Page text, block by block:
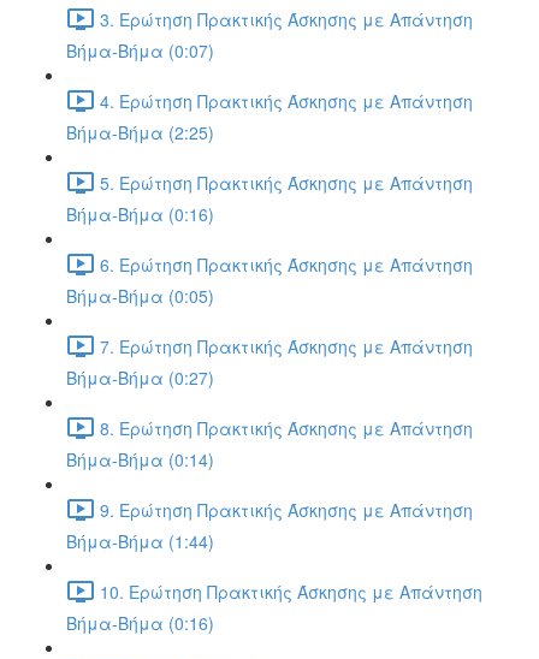
3. Ερώτηση Πρακτικής Άσκησης με Απάντηση
Βήμα-Βήμα (0:07)
4. Ερώτηση Πρακτικής Άσκησης με Απάντηση
Βήμα-Βήμα (2:25)
5. Ερώτηση Πρακτικής Άσκησης με Απάντηση
Βήμα-Βήμα (0:16)
6. Ερώτηση Πρακτικής Άσκησης με Απάντηση
Βήμα-Βήμα (0:05)
7. Ερώτηση Πρακτικής Άσκησης με Απάντηση
Βήμα-Βήμα (0:27)
8. Ερώτηση Πρακτικής Άσκησης με Απάντηση
Βήμα-Βήμα (0:14)
9. Ερώτηση Πρακτικής Άσκησης με Απάντηση
Βήμα-Βήμα (1:44)
10. Ερώτηση Πρακτικής Άσκησης με Απάντηση
Βήμα-Βήμα (0:16)